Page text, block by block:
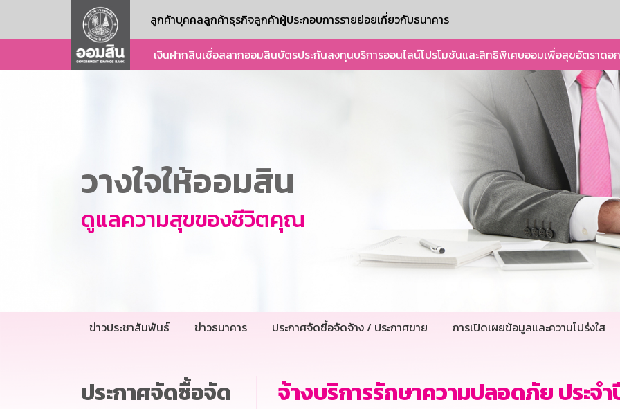
ลูกค้าบุคคลลูกค้าธุรกิจลูกค้าผู้ประกอบการรายย่อยเกี่ยวกับธนาคาร
เงินฝากสินเชื่อสลากออมสินบัตรประกันลงทุนบริการออนไลน์โปรโมชันและสิทธิพิเศษออมเพื่อสุขอัตราดอ
วางใจให้ออมสิน
ดูแลความสุขของชีวิตคุณ
ข่าวประชาสัมพันธ์ ข่าวธนาคาร ประกาศจัดซื้อจัดจ้าง / ประกาศขาย การเปิดเผยข้อมูลและความโปร่งใส
ประกาศจัดซื้อจัด
จ้างบริการรักษาความปลอดภัย ประจ